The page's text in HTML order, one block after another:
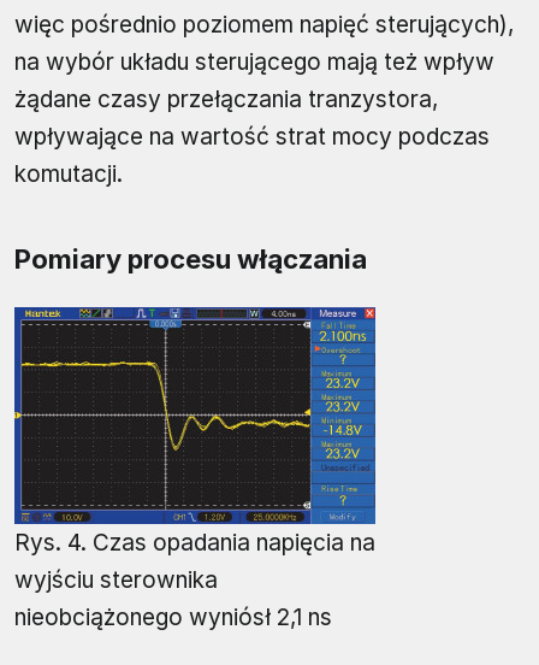
więc pośrednio poziomem napięć sterujących),
na wybór układu sterującego mają też wpływ
żądane czasy przełączania tranzystora,
wpływające na wartość strat mocy podczas
komutacji.
Pomiary procesu włączania
Rys. 4. Czas opadania napięcia na
wyjściu sterownika
nieobciążonego wyniósł 2,1 ns